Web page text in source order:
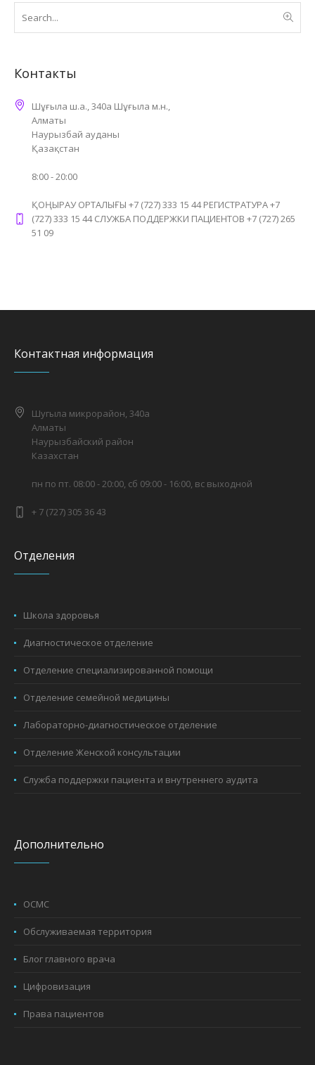
Контакты
Шұғыла ш.а., 340а Шұғыла м.н.,
Алматы
Наурызбай ауданы
Қазақстан
8:00 - 20:00
ҚОҢЫРАУ ОРТАЛЫҒЫ +7 (727) 333 15 44 РЕГИСТРАТУРА +7
(727) 333 15 44 СЛУЖБА ПОДДЕРЖКИ ПАЦИЕНТОВ +7 (727) 265
51 09
Контактная информация
Шугыла микрорайон, 340а
Алматы
Наурызбайский район
Казахстан
пн по пт. 08:00 - 20:00, сб 09:00 - 16:00, вс выходной
+ 7 (727) 305 36 43
Отделения
Школа здоровья
Диагностическое отделение
Отделение специализированной помощи
Отделение семейной медицины
Лабораторно-диагностическое отделение
Отделение Женской консультации
Служба поддержки пациента и внутреннего аудита
Дополнительно
ОСМС
Обслуживаемая территория
Блог главного врача
Цифровизация
Права пациентов